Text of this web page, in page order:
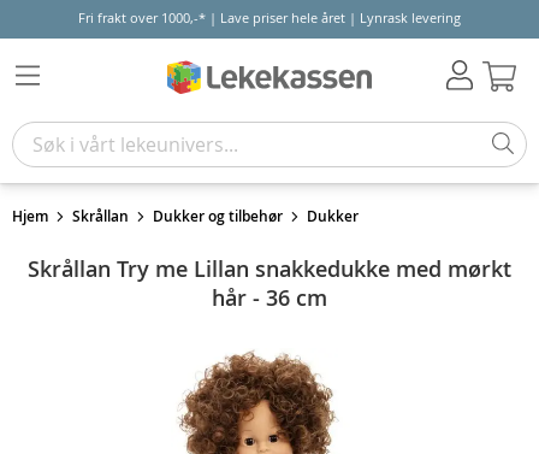
Fri frakt over 1000,-* | Lave priser hele året | Lynrask levering
Hjem Skrållan Dukker og tilbehør Dukker
Skrållan Try me Lillan snakkedukke med mørkt
hår - 36 cm